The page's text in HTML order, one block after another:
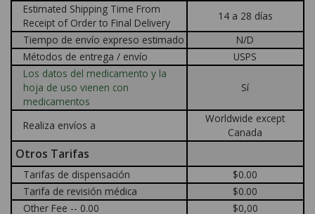
Estimated Shipping Time From
Receipt of Order to Final Delivery
14 a 28 días
Tiempo de envío expreso estimado
N/D
Métodos de entrega / envío
USPS
Los datos del medicamento y la
hoja de uso vienen con
medicamentos
Sí
Realiza envíos a
Worldwide except
Canada
Otros Tarifas
Tarifas de dispensación
$0.00
Tarifa de revisión médica
$0.00
Other Fee -- 0.00
$0,00